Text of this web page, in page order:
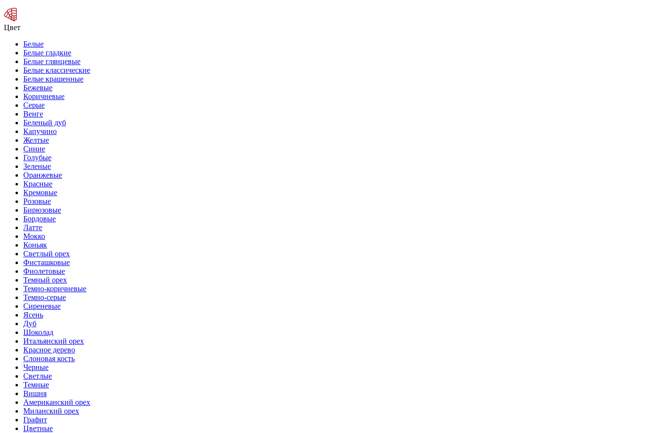
Цвет
Белые
Белые гладкие
Белые глянцевые
Белые классические
Белые крашенные
Бежевые
Коричневые
Серые
Венге
Беленый дуб
Капучино
Желтые
Синие
Голубые
Зеленые
Оранжевые
Красные
Кремовые
Розовые
Бирюзовые
Бордовые
Латте
Мокко
Коньяк
Светлый орех
Фисташковые
Фиолетовые
Темный орех
Темно-коричневые
Темно-серые
Сиреневые
Ясень
Дуб
Шоколад
Итальянский орех
Красное дерево
Слоновая кость
Черные
Светлые
Темные
Вишня
Американский орех
Миланский орех
Графит
Цветные